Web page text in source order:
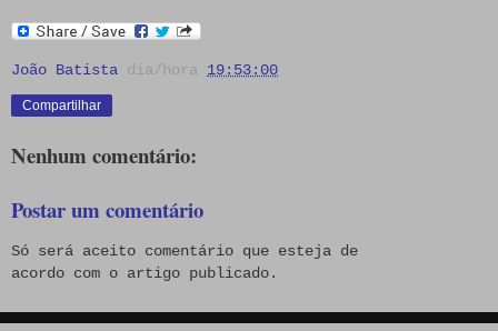
João Batista dia/hora 19:53:00
Compartilhar
Nenhum comentário:
Postar um comentário
Só será aceito comentário que esteja de
acordo com o artigo publicado.